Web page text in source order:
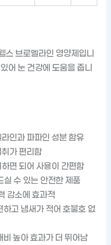
스 브로멜라인 영양제입니
어 눈 건강에 도움을 줍니
인과 파파인 성분 함유
가 편리함
면 되어 사용이 간편함
실 수 있는 안전한 제품
감소에 효과적
고 냄새가 적어 호불호 없
높아 효과가 더 뛰어남